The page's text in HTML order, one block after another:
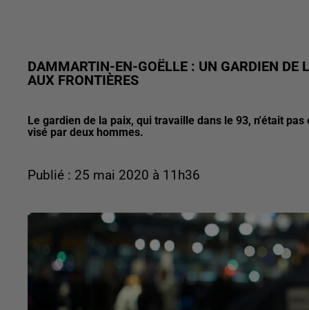
DAMMARTIN-EN-GOËLLE : UN GARDIEN DE
AUX FRONTIÈRES
Le gardien de la paix, qui travaille dans le 93, n'était
visé par deux hommes.
Publié : 25 mai 2020 à 11h36